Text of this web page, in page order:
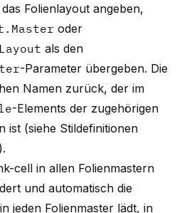
Folienlayout angeben,
oder
als den
-Parameter übergeben. Die
Namen zurück, der im
-Elements der zugehörigen
ist (siehe Stildefinitionen
).
cell in allen Folienmastern
und automatisch die
jeden Folienmaster lädt, in